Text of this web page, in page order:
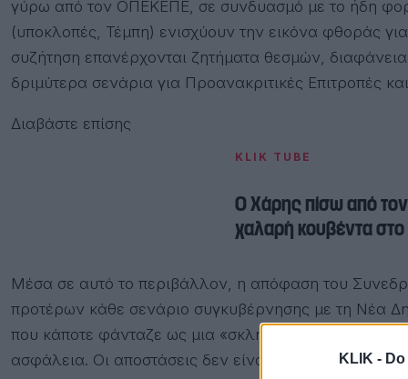
KLIK -
γύρω από τον ΟΠΕΚΕΠΕ, σε συνδυασμό με το ήδη
(υποκλοπές, Τέμπη) ενισχύουν την εικόνα φθοράς
συζήτηση επανέρχονται ζητήματα θεσμών,
δριμύτερα σενάρια για Προανακριτικές Επιτροπές
Διαβάστε επίσης
KLIK TUBE
O Χάρης πίσω από
χαλαρή κουβέντα
Μέσα σε αυτό το περιβάλλον, η απόφαση του
προτέρων κάθε σενάριο συγκυβέρνησης με τη Νέα
που κάποτε φάνταζε ως μια «σκληρή γραμμή», σήμερα
ασφάλεια. Οι αποστάσεις δεν είναι απλώς επιλογή